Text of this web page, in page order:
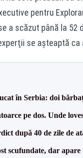
pentru
a scăzut până la
se aşteaptă
în Serbia: doi
pe dos. Unde
după 40 de zile de
scufundate, dar